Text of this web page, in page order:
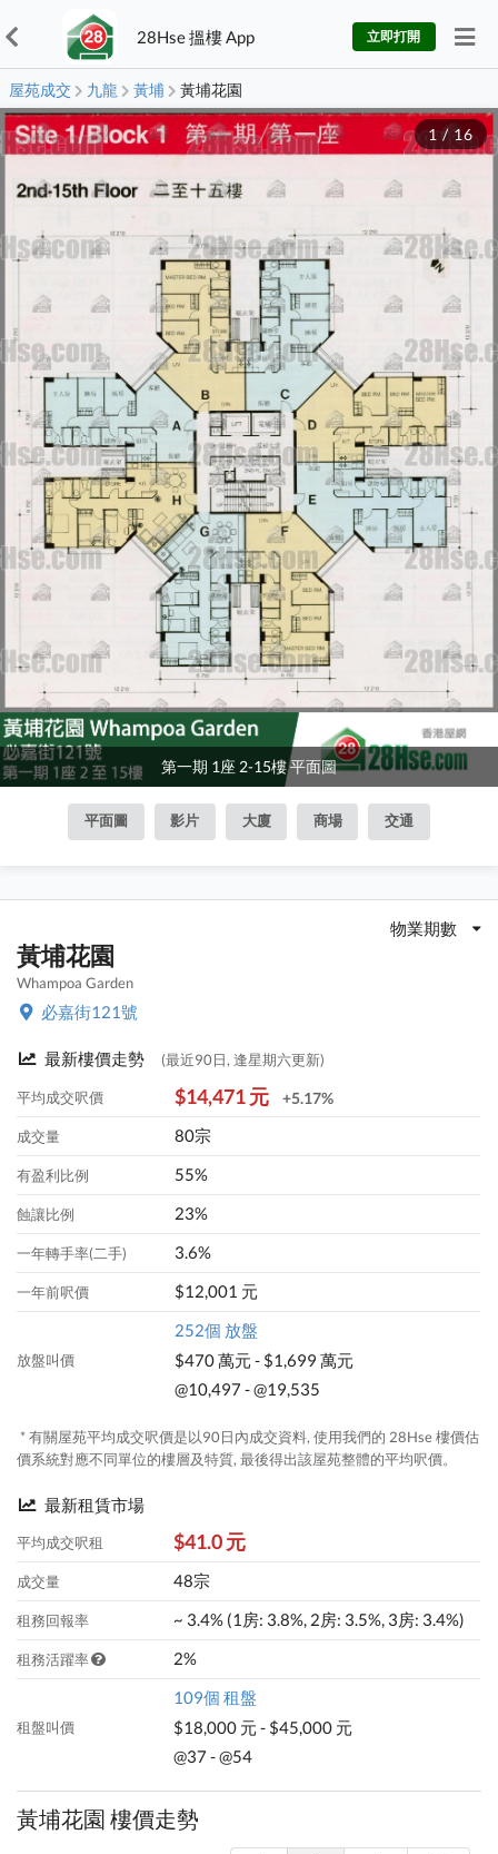
28Hse 搵樓 App 立即打開
屋苑成交 九龍 黃埔 黃埔花園
第一期 1座 2-15樓 平面圖
1/ 16
平面圖 影片 大廈 商場 交通
物業期數
黃埔花園
Whampoa Garden
必嘉街121號
最新樓價走勢 (最近90日, 逢星期六更新)
平均成交呎價 $14,471 元 +5.17%
成交量 80宗
有盈利比例 55%
蝕讓比例 23%
一年轉手率(二手) 3.6%
一年前呎價 $12,001 元
放盤叫價
252個 放盤
$470 萬元 - $1,699 萬元
@10,497 - @19,535
* 有關屋苑平均成交呎價是以90日內成交資料, 使用我們的 28Hse 樓價估
價系統對應不同單位的樓層及特質, 最後得出該屋苑整體的平均呎價。
最新租賃市場
平均成交呎租 $41.0 元
成交量 48宗
租務回報率 ~ 3.4% (1房: 3.8%, 2房: 3.5%, 3房: 3.4%)
租務活躍率 2%
租盤叫價
109個 租盤
$18,000 元 - $45,000 元
@37 - @54
黃埔花園 樓價走勢